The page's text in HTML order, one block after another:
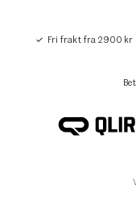
Fri frakt fra 2900 kr